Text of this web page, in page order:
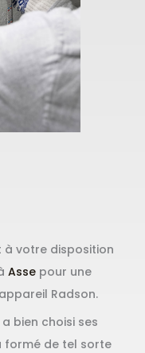
à votre disposition
Assepour une
Radson.
bien choisi ses
formé de tel sorte